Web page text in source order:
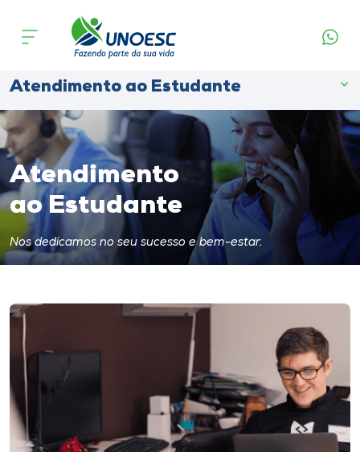
Cursos
Onde estamos
Pesquisa
Atendimento ao Estudante
Portal de Ensino
Unoesc
Internacionalização
I.nova
Diplomados
Atendimento ao Estudante
Atendimento
ao Estudante
Nos dedicamos no seu sucesso e bem-estar.